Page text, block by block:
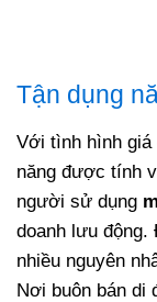
Tận dụng
Với tình hình giá
năng được tính
người sử dụng
doanh lưu
nhiều nguyên
Nơi buôn bán di